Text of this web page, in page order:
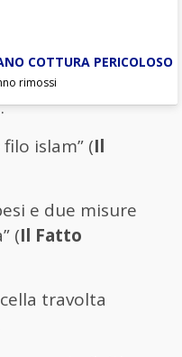
Trump
il negoziato in
oltre che
sulla sola
islam” (Il
e due misure
(Il Fatto
travolta
COTTURA PERICOLOSO
rimossi